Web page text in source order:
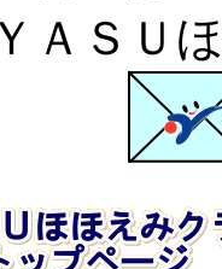
ＡＳＵ